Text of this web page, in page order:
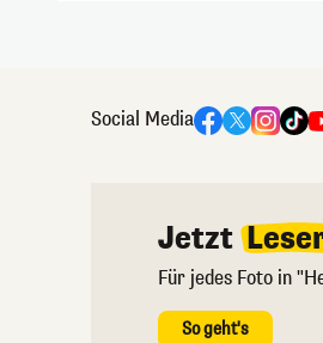
Social Media
Jetzt
Für jedes Foto in
So geht's